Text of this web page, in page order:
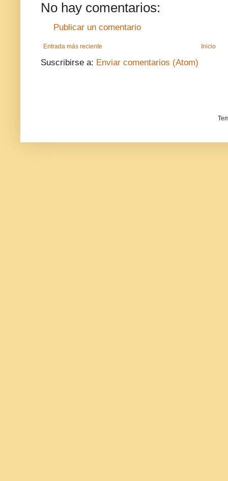
No hay comentarios:
Publicar un comentario
Entrada más reciente Inicio
Suscribirse a: Enviar comentarios (Atom)